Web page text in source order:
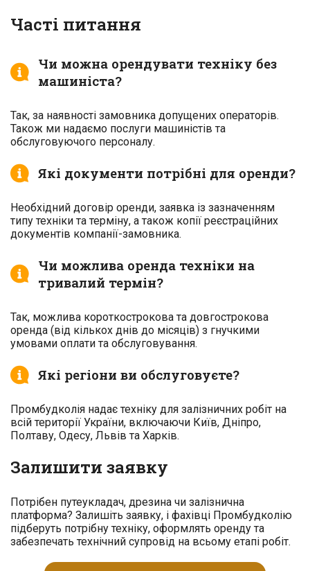
Часті питання
Чи можна орендувати техніку без
машиніста?
Так, за наявності замовника допущених операторів.
Також ми надаємо послуги машиністів та
обслуговуючого персоналу.
Які документи потрібні для оренди?
Необхідний договір оренди, заявка із зазначенням
типу техніки та терміну, а також копії реєстраційних
документів компанії-замовника.
Чи можлива оренда техніки на
тривалий термін?
Так, можлива короткострокова та довгострокова
оренда (від кількох днів до місяців) з гнучкими
умовами оплати та обслуговування.
Які регіони ви обслуговуєте?
Промбудколія надає техніку для залізничних робіт на
всій території України, включаючи Київ, Дніпро,
Полтаву, Одесу, Львів та Харків.
Залишити заявку
Потрібен путеукладач, дрезина чи залізнична
платформа? Залишіть заявку, і фахівці Промбудколію
підберуть потрібну техніку, оформлять оренду та
забезпечать технічний супровід на всьому етапі робіт.